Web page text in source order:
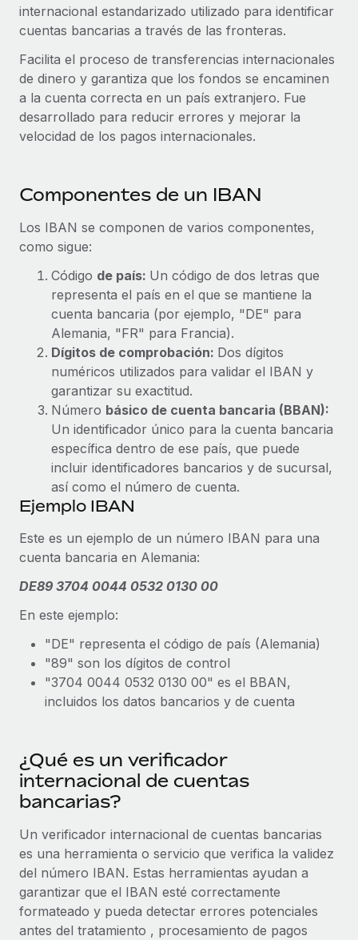
Contractor Management
PEO
Externaliza tareas laborales complejas.
Integra los RR. HH. en tus flujos de trabajo sin
Plataforma
equipo.
Conectar Nuevo
Conecta cualquier herramienta de IA con Remote
mediante nuestro MCP.
Integraciones
Optimiza los procesos con herramientas empresariales
esenciales.
SERVICIOS
Pregunta a un experto
y cumplimiento normativo.
Comprobaciones de antecedentes
Cumplimiento normativo
Adelántate a los riesgos de cumplimiento
normativo.
en todo el mundo.
Apertura de entidades
Abre entidades conforme a la legalidad enseguida.
Movilidad y reubicación
Reubica a los empleados con facilidad.
Prestaciones
Gestiona las prestaciones de los empleados sin
complicaciones.
Compáranos con otras empresas.
ETAPAS DE CRECIMIENTO
Startups
Soluciones ágiles de RR. HH. globales y nóminas para
empresas en crecimiento.
personalizadas.
Empresa
RR. HH. globales para grandes empresas.
ASOCIARSE
Socios tecnológicos estratégicos
Integra la gestión de los RR. HH. globales en tu
plataforma de forma flexible.
Asociarse
Descubre oportunidades de colaborar con nosotros.
Remote Build Próximamente
Consultoría de integraciones y automatización con IA.
Colaboración estratégica de Reverse Tech con
Remote para gestionar a autónomos y las
nóminas
Reverse Tech en resumen La startup de salud y bienestar
Reverse Tech se asoció con Remote para...
Más información
Weaviate en resumen Weaviate crea infraestructuras de
código abierto basadas en la inteligencia...
Calculadora de pagos a autónomos
autónomos globales.
APRENDIZAJE CON REMOTE
Guías y recursos
Listas de verificación y plantillas
Biblioteca de descripciones de puestos
Webinarios
Eventos
Sala de prensa
Información sobre salarios y talento
Centro de información
Obtén ayuda
Consulta todos los recursos
BLOG
Nómina global
EOR y PEO
Contractor Management
Impuestos
BLOG
Novedades de producto de Remote:
Management Plus
La misión de Remote sigue siendo ayudar a empresas de
todos los tamaños a contratar, gestionar y...
Más información
Nederlands
Français
Deutsch
Italiano
Português (Portugal)
中文（简体）
Iniciar sesión
internacional estandarizado utilizado para identificar
cuentas bancarias a través de las fronteras.
Facilita el proceso de transferencias internacionales
de dinero y garantiza que los fondos se encaminen
a la cuenta correcta en un país extranjero. Fue
desarrollado para reducir errores y mejorar la
velocidad de los pagos internacionales.
Componentes de un IBAN
Los IBAN se componen de varios componentes,
como sigue:
Código de país: Un código de dos letras que
representa el país en el que se mantiene la
cuenta bancaria (por ejemplo, "DE" para
Alemania, "FR" para Francia).
Dígitos de comprobación: Dos dígitos
numéricos utilizados para validar el IBAN y
garantizar su exactitud.
Número básico de cuenta bancaria (BBAN):
Un identificador único para la cuenta bancaria
específica dentro de ese país, que puede
incluir identificadores bancarios y de sucursal,
así como el número de cuenta.
Ejemplo IBAN
Este es un ejemplo de un número IBAN para una
cuenta bancaria en Alemania:
DE89 3704 0044 0532 0130 00
En este ejemplo:
"DE" representa el código de país (Alemania)
"89" son los dígitos de control
"3704 0044 0532 0130 00" es el BBAN,
incluidos los datos bancarios y de cuenta
¿Qué es un verificador
internacional de cuentas
bancarias?
Un verificador internacional de cuentas bancarias
es una herramienta o servicio que verifica la validez
del número IBAN. Estas herramientas ayudan a
garantizar que el IBAN esté correctamente
formateado y pueda detectar errores potenciales
antes del tratamiento , procesamiento de pagos